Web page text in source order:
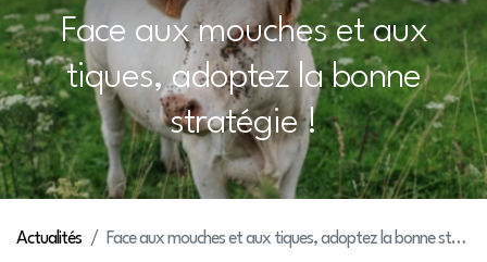
Face aux mouches et aux
tiques, adoptez la bonne
stratégie !
Actualités Face aux mouches et aux tiques, adoptez la bonne stratégie !